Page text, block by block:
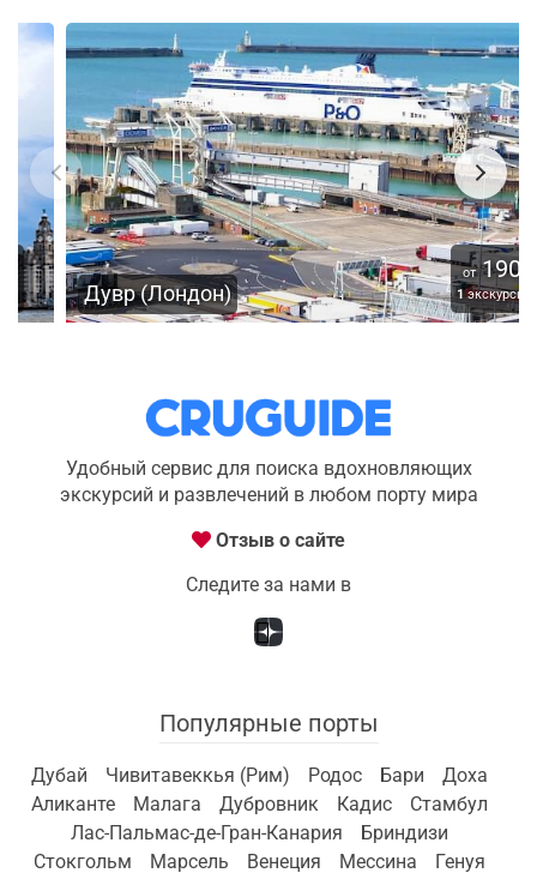
Дувр (Лондон)
от190€
1экскурсия
Удобный сервис для поиска вдохновляющих
экскурсий и развлечений в любом порту мира
Отзыв о сайте
Следите за нами в
Популярные порты
Дубай Чивитавеккья (Рим) Родос Бари
Доха
Аликанте
Малага Дубровник Кадис
Стамбул
Лас-Пальмас-де-Гран-Канария
Бриндизи
Стокгольм
Марсель Венеция Мессина Генуя